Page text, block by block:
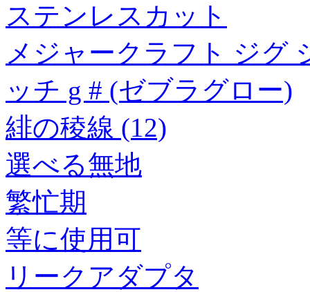
ステンレスカット
メジャークラフト ジグ
ッチ g # (ゼブラグロー)
緋の稜線 (12)
選べる無地
繁忙期
等に使用可
リークアダプタ